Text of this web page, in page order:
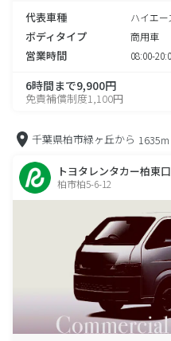
代表車種 ハイエー
ボディタイプ 商用車
営業時間 08:00-
6時間まで9,900円
免責補償制度1,100円
千葉県柏市緑ヶ丘から 1635m
トヨタレンタカー柏東口
柏市柏5-6-12